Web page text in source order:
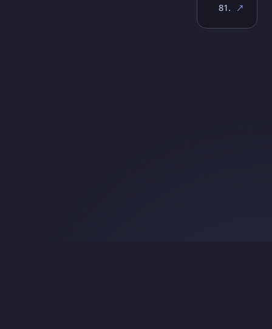
81.
↗